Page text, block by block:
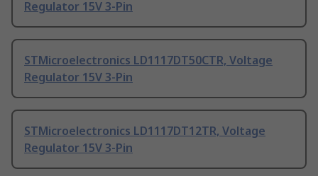
Regulator 15V 3-Pin
STMicroelectronics LD1117DT50CTR, Voltage
Regulator 15V 3-Pin
STMicroelectronics LD1117DT12TR, Voltage
Regulator 15V 3-Pin